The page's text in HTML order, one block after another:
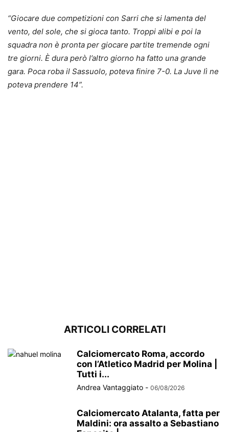
“Giocare due competizioni con Sarri che si lamenta del
vento, del sole, che si gioca tanto. Troppi alibi e poi la
squadra non è pronta per giocare partite tremende ogni
tre giorni. È dura però l’altro giorno ha fatto una grande
gara. Poca roba il Sassuolo, poteva finire 7-0. La Juve lì ne
poteva prendere 14”.
ARTICOLI CORRELATI
Calciomercato Roma, accordo
con l’Atletico Madrid per Molina |
Tutti i...
Andrea Vantaggiato - 06/08/2026
Calciomercato Atalanta, fatta per
Maldini: ora assalto a Sebastiano